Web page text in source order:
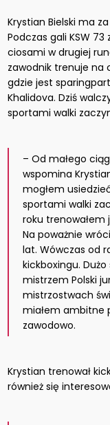
Krystian Bielski ma
Podczas gali KSW 73
ciosami w drugiej
zawodnik trenuje na
gdzie jest
Khalidova. Dziś
sportami walki
– Od małego
wspomina
mogłem
sportami walki
roku trenowałem
Na poważnie
lat. Wówczas od
kickboxingu.
mistrzem Polski
mistrzostwach
miałem ambitne
zawodowo.
Krystian trenował
również się